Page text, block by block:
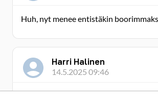
Huh, nyt menee entistäkin
Harri Halinen
14.5.2025 09:46